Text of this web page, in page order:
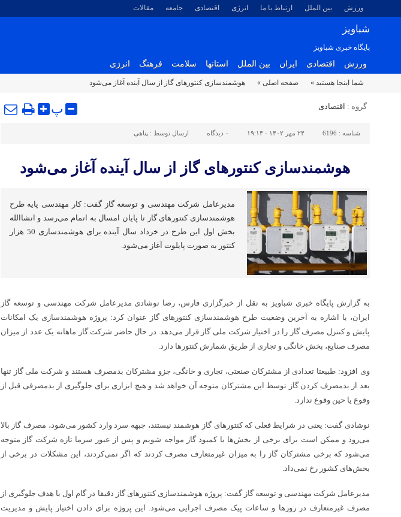
ورزش بین الملل ارتباط با ما انرژی اقتصادی جامعه مقالات
شباویز
پایگاه خبری شباویز
ورزش اقتصادی ایران بین الملل استانها سلامت فرهنگ انرژی
شما اینجا هستید » صفحه اصلی » هوشمندسازی کنتورهای گاز از سال آینده آغاز می‌شود
گروه : اقتصادی پ
شناسه : 6196 ۲۴ مهر ۱۴۰۲ - ۱۹:۱۴ ۰ دیدگاه ارسال توسط : پناهی
هوشمندسازی کنتورهای گاز از سال آینده آغاز می‌شود
مدیرعامل شرکت مهندسی و توسعه گاز گفت: کار مهندسی پایه طرح
هوشمندسازی کنتورهای گاز تا پایان امسال به اتمام می‌رسد و انشاالله
بخش اول این طرح در خرداد سال آینده برای هوشمندسازی 50 هزار
کنتور به صورت پایلوت آغاز می‌شود.
به گزارش پایگاه خبری شباویز به نقل از خبرگزاری فارس، رضا نوشادی مدیرعامل شرکت مهندسی و توسعه گاز
ایران، با اشاره به آخرین وضعیت طرح هوشمندسازی کنتورهای گاز عنوان کرد: پروژه هوشمندسازی یک امکانات
پایش و کنترل مصرف گاز را در اختیار شرکت ملی گاز قرار می‌دهد. در حال حاضر شرکت گاز ماهانه یک عدد از میزان
مصرف صنایع، بخش خانگی و تجاری از طریق شمارش کنتورها دارد.
وی افزود: طبیعتا تعدادی از مشترکان صنعتی، تجاری و خانگی، جزو مشترکان بدمصرف هستند و شرکت ملی گاز تنها
بعد از بدمصرف کردن گاز توسط این مشترکان متوجه آن خواهد شد و هیچ ابزاری برای جلوگیری از بدمصرفی قبل از
وقوع یا حین وقوع ندارد.
نوشادی گفت: یعنی در شرایط فعلی که کنتورهای گاز هوشمند نیستند، جبهه سرد وارد کشور می‌شود، مصرف گاز بالا
می‌رود و ممکن است برای برخی از بخش‌ها با کمبود گاز مواجه شویم و پس از عبور سرما تازه شرکت گاز متوجه
می‌شود که برخی مشترکان گاز را به میزان غیرمتعارف مصرف کردند که اگر نمی‌کردند، این مشکلات در برخی از
بخش‌های کشور رخ نمی‌داد.
مدیرعامل شرکت مهندسی و توسعه گاز گفت: پروژه هوشمندسازی کنتورهای گاز دقیقا در گام اول با هدف جلوگیری از
مصرف غیرمتعارف در روزها و ساعات پیک مصرف اجرایی می‌شود. این پروژه برای دادن اختیار پایش و مدیریت